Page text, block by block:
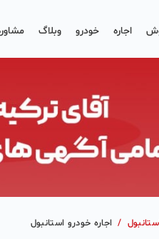
اجاره خودرو وبلاگ
/ اجاره خودرو استانبول